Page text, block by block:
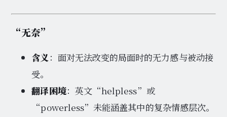
“无奈”
含义：面对无法改变的局面时的无力感与被动接
受。
翻译困境：英文“helpless”或
“powerless”未能涵盖其中的复杂情感层次。